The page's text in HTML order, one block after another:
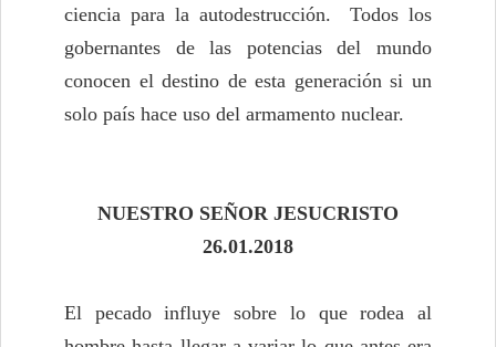
ciencia para la autodestrucción. Todos los
gobernantes de las potencias del mundo
conocen el destino de esta generación si un
solo país hace uso del armamento nuclear.
NUESTRO SEÑOR JESUCRISTO
26.01.2018
El pecado influye sobre lo que rodea al